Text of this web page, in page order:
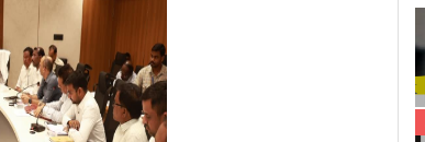
All India RTi News Network
9/21/2020 1:13:32 AM